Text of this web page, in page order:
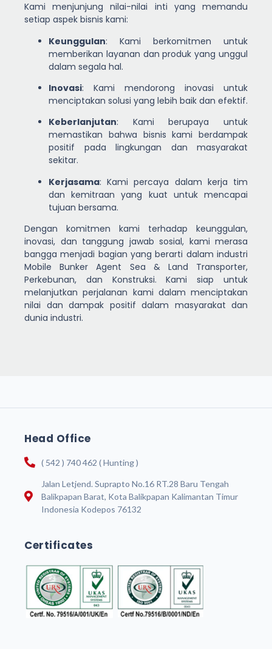
Kami menjunjung nilai-nilai inti yang memandu
setiap aspek bisnis kami:
Keunggulan: Kami berkomitmen untuk
memberikan layanan dan produk yang unggul
dalam segala hal.
Inovasi: Kami mendorong inovasi untuk
menciptakan solusi yang lebih baik dan efektif.
Keberlanjutan: Kami berupaya untuk
memastikan bahwa bisnis kami berdampak
positif pada lingkungan dan masyarakat
sekitar.
Kerjasama: Kami percaya dalam kerja tim
dan kemitraan yang kuat untuk mencapai
tujuan bersama.
Dengan komitmen kami terhadap keunggulan,
inovasi, dan tanggung jawab sosial, kami merasa
bangga menjadi bagian yang berarti dalam industri
Mobile Bunker Agent Sea & Land Transporter,
Perkebunan, dan Konstruksi. Kami siap untuk
melanjutkan perjalanan kami dalam menciptakan
nilai dan dampak positif dalam masyarakat dan
dunia industri.
Head Office
( 542 ) 740 462 ( Hunting )
Jalan Letjend. Suprapto No.16 RT.28 Baru Tengah
Balikpapan Barat, Kota Balikpapan Kalimantan Timur
Indonesia Kodepos 76132
Certificates